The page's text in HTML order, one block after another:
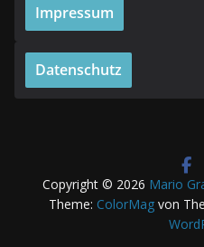
Impressum
Datenschutz
Copyright © 2026 Mario
Theme: ColorMag von